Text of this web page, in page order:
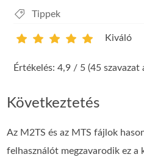
Tippek
1
Kiváló
Értékelés: 4,9 / 5 (45 szavazat
Következtetés
Az M2TS és az MTS fájlok
felhasználót megzavarodik ez a